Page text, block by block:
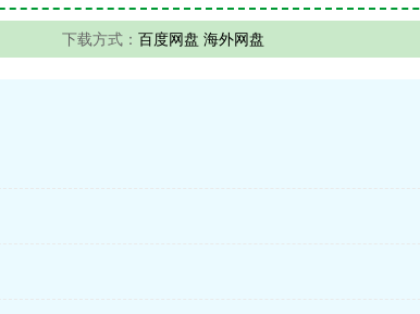
下载方式： 百度网盘 海外网盘